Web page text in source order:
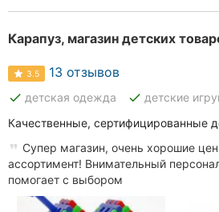
Карапуз, магазин детских
3.5 13 отзывов
done детская одежда done детские
Качественные, сертифицированные
Супер магазин, очень хорошие
ассортимент! Внимательный
помогает с выбором